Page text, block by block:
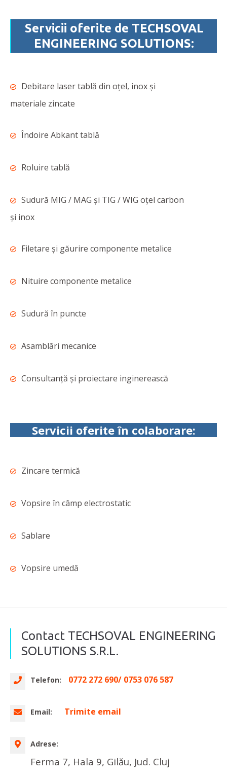
Servicii oferite de TECHSOVAL
ENGINEERING SOLUTIONS:
Debitare laser tablă din oțel, inox și
materiale zincate
Îndoire Abkant tablă
Roluire tablă
Sudură MIG / MAG și TIG / WIG oțel carbon
și inox
Filetare și găurire componente metalice
Nituire componente metalice
Sudură în puncte
Asamblări mecanice
Consultanță și proiectare inginerească
Servicii oferite în colaborare:
Zincare termică
Vopsire în câmp electrostatic
Sablare
Vopsire umedă
Contact TECHSOVAL ENGINEERING
SOLUTIONS S.R.L.
Telefon: 0772 272 690/ 0753 076 587
Email: Trimite email
Adrese:
Ferma 7, Hala 9, Gilău, Jud. Cluj